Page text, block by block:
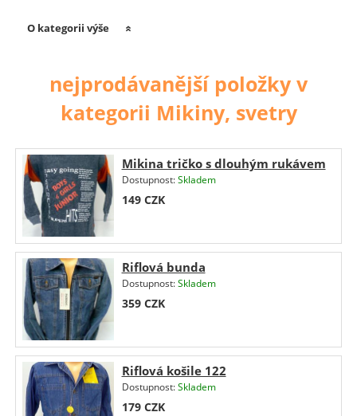
O kategorii výše
nejprodávanější položky v
kategorii Mikiny, svetry
Mikina tričko s dlouhým rukávem
Dostupnost:Skladem
149 CZK
Riflová bunda
Dostupnost:Skladem
359 CZK
Riflová košile 122
Dostupnost:Skladem
179 CZK